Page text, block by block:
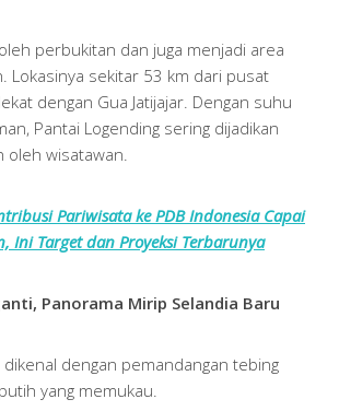
perbukitan dan juga menjadi area
Lokasinya sekitar 53 km dari pusat
dengan Gua Jatijajar. Dengan suhu
Pantai Logending sering dijadikan
oleh wisatawan.
Pariwisata ke PDB Indonesia Capai
Ini Target dan Proyeksi Terbarunya
Panorama Mirip Selandia Baru
dikenal dengan pemandangan tebing
yang memukau.